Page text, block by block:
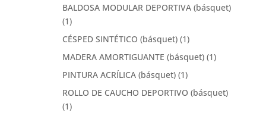
BALDOSA MODULAR DEPORTIVA (básquet)
(1)
CÉSPED SINTÉTICO (básquet) (1)
MADERA AMORTIGUANTE (básquet) (1)
PINTURA ACRÍLICA (básquet) (1)
ROLLO DE CAUCHO DEPORTIVO (básquet)
(1)